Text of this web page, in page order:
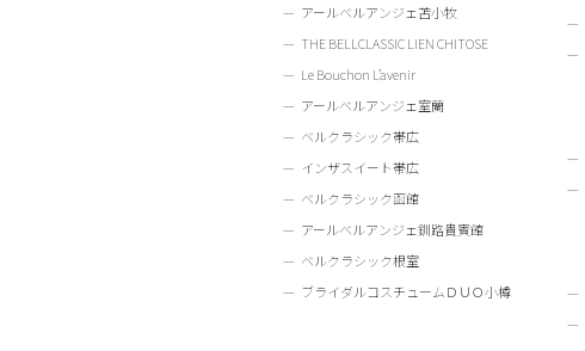
アールベルアンジェ苫小牧
THE BELLCLASSIC LIEN CHITOSE
Le Bouchon L’avenir
アールベルアンジェ室蘭
ベルクラシック帯広
インザスイート帯広
ベルクラシック函館
アールベルアンジェ釧路貴賓館
ベルクラシック根室
ブライダルコスチュームＤＵＯ小樽